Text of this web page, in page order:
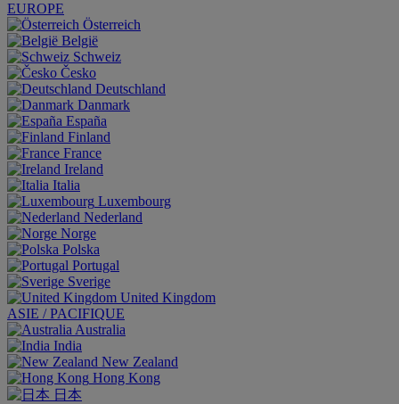
EUROPE
Österreich
België
Schweiz
Česko
Deutschland
Danmark
España
Finland
France
Ireland
Italia
Luxembourg
Nederland
Norge
Polska
Portugal
Sverige
United Kingdom
ASIE / PACIFIQUE
Australia
India
New Zealand
Hong Kong
日本